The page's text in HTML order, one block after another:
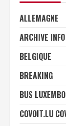
ALLEMAGNE
ARCHIVE
BELGIQUE
BREAKING
BUS
COVOIT.LU